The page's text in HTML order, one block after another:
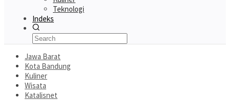
Teknologi
Indeks
Jawa Barat
Kota Bandung
Kuliner
Wisata
Katalisnet